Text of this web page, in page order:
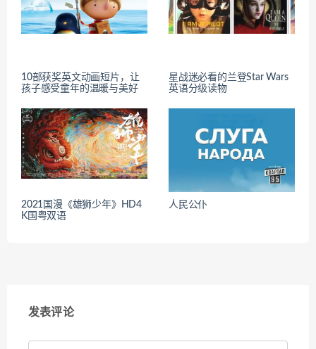
10部获奖英文动画短片，让
孩子感受童年的温暖与美好
星战迷必看的兰登Star Wars
英语分级读物
2021国漫《雄狮少年》HD4
K国粤双语
人民公仆
发表评论